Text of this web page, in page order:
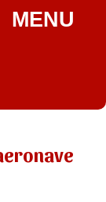
MENU